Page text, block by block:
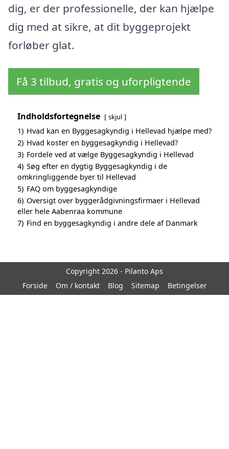
dig, er der professionelle, der kan hjælpe
dig med at sikre, at dit byggeprojekt
forløber glat.
Få 3 tilbud, gratis og uforpligtende
Indholdsfortegnelse skjul
1) Hvad kan en Byggesagkyndig i Hellevad hjælpe med?
2) Hvad koster en byggesagkyndig i Hellevad?
3) Fordele ved at vælge Byggesagkyndig i Hellevad
4) Søg efter en dygtig Byggesagkyndig i de
omkringliggende byer til Hellevad
5) FAQ om byggesagkyndige
6) Oversigt over byggerådgivningsfirmaer i Hellevad
eller hele Aabenraa kommune
7) Find en byggesagkyndig i andre dele af Danmark
Copyright 2026 - Pilanto Aps
Forside
Om / kontakt Blog Sitemap Betingelser